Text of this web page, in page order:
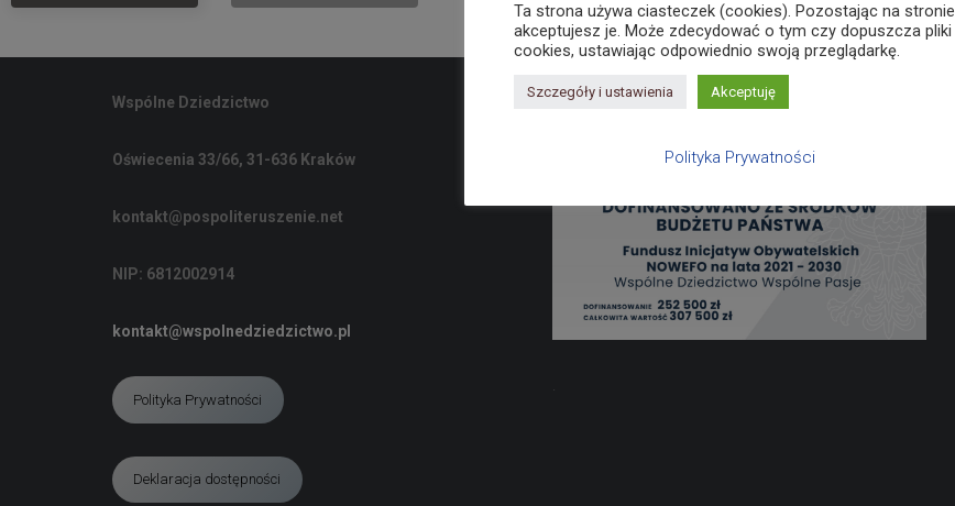
Wspólne Dziedzictwo
Oświecenia 33/66, 31-636 Kraków
kontakt@pospoliteruszenie.net
NIP: 6812002914
kontakt@wspolnedziedzictwo.pl
Polityka Prywatności
Deklaracja dostępności
Ta strona używa ciasteczek (cookies). Pozostając na stronie
akceptujesz je. Może zdecydować o tym czy dopuszcza pliki
cookies, ustawiając odpowiednio swoją przeglądarkę.
Szczegóły i ustawienia Akceptuję
Polityka Prywatności